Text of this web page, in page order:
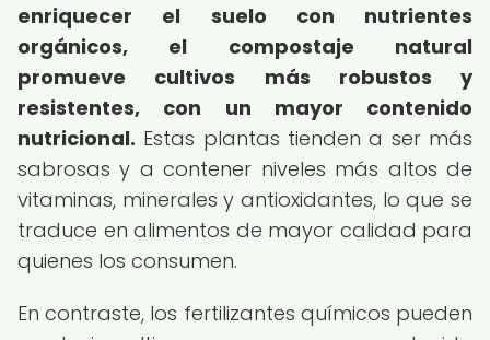
enriquecer el suelo con nutrientes
orgánicos, el compostaje natural
promueve cultivos más robustos y
resistentes, con un mayor contenido
nutricional. Estas plantas tienden a ser más
sabrosas y a contener niveles más altos de
vitaminas, minerales y antioxidantes, lo que se
traduce en alimentos de mayor calidad para
quienes los consumen.
En contraste, los fertilizantes químicos pueden